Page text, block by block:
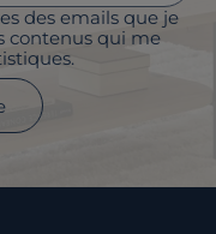
des emails que je
contenus qui me